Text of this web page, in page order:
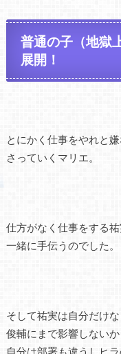
普通の子（地獄
展開！
とにかく仕事をやれと
さっていくマリエ。
仕方がなく仕事をする
一緒に手伝うのでした。
そして祐実は自分だけ
俊輔にまで影響しない
自分は部署も違うしヒ